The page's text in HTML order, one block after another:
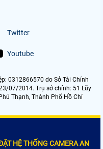
Twitter
Youtube
0312866570 do Sở Tài Chính
07/2014. Trụ sở chính: 51 Lũy
Thạnh, Thành Phố Hồ Chí
HỆ THỐNG CAMERA AN